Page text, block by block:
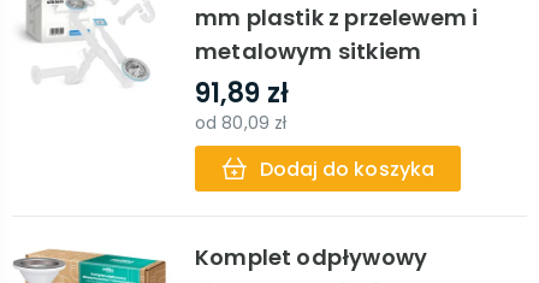
mm plastik z przelewem i
metalowym sitkiem
91,89 zł
od80,09 zł
Dodaj do koszyka
Komplet odpływowy